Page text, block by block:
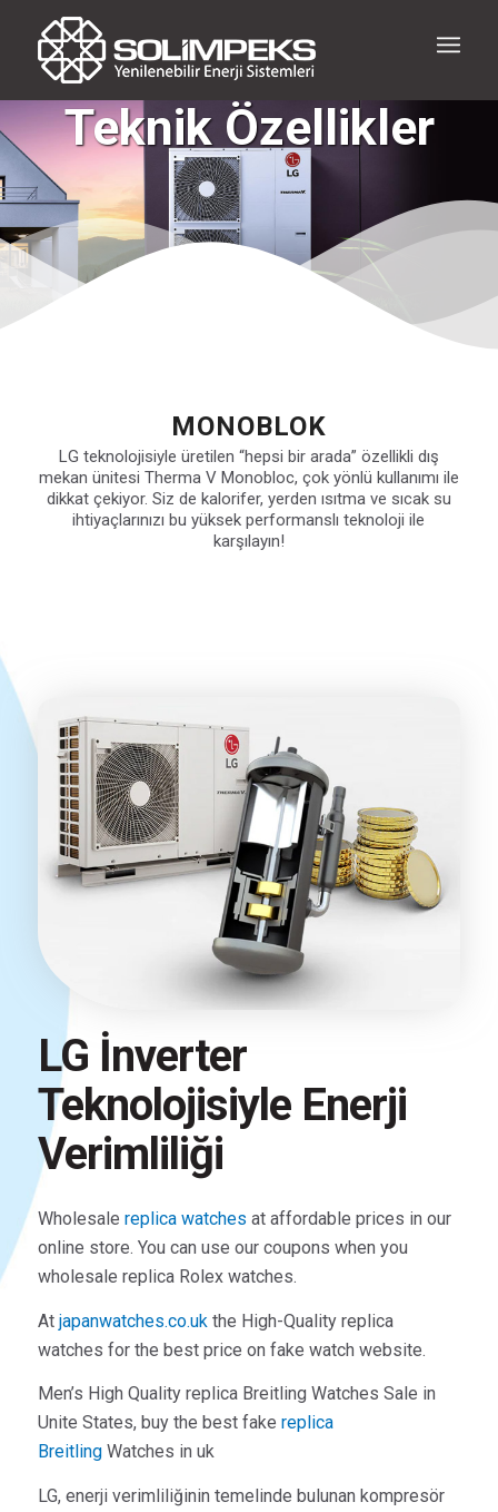
Teknik Özellikler
MONOBLOK
LG teknolojisiyle üretilen “hepsi bir arada” özellikli dış
mekan ünitesi Therma V Monobloc, çok yönlü kullanımı ile
dikkat çekiyor. Siz de kalorifer, yerden ısıtma ve sıcak su
ihtiyaçlarınızı bu yüksek performanslı teknoloji ile
karşılayın!
LG İnverter
Teknolojisiyle Enerji
Verimliliği
Wholesale replica watches at affordable prices in our
online store. You can use our coupons when you
wholesale replica Rolex watches.
At japanwatches.co.uk the High-Quality replica
watches for the best price on fake watch website.
Men’s High Quality replica Breitling Watches Sale in
Unite States, buy the best fake replica
BreitlingWatches in uk
LG, enerji verimliliğinin temelinde bulunan kompresör